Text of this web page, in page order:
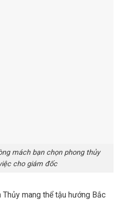
mách bạn chọn phong thủy
cho giám đốc
mang thể tậu hướng Bắc